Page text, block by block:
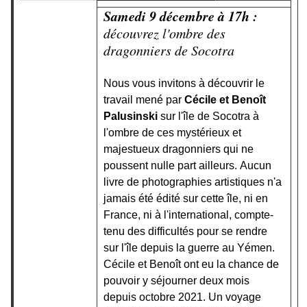
Samedi 9 décembre à 17h :
découvrez l'ombre des
dragonniers de Socotra
Nous vous invitons à découvrir le
travail mené par Cécile et Benoît
Palusinski sur l'île de Socotra à
l'ombre de ces mystérieux et
majestueux dragonniers qui ne
poussent nulle part ailleurs. Aucun
livre de photographies artistiques n'a
jamais été édité sur cette île, ni en
France, ni à l'international, compte-
tenu des difficultés pour se rendre
sur l'île depuis la guerre au Yémen.
Cécile et Benoît ont eu la chance de
pouvoir y séjourner deux mois
depuis octobre 2021. Un voyage